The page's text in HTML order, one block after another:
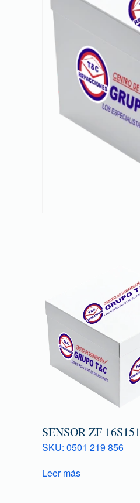
SENSOR ZF 16S151
SKU: 0501 219 856
Leer más